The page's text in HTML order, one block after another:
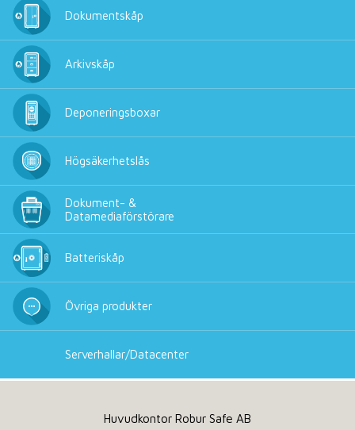
Dokumentskåp
Arkivskåp
Deponeringsboxar
Högsäkerhetslås
Dokument- &
Datamediaförstörare
Batteriskåp
Övriga produkter
Serverhallar/Datacenter
Huvudkontor Robur Safe AB